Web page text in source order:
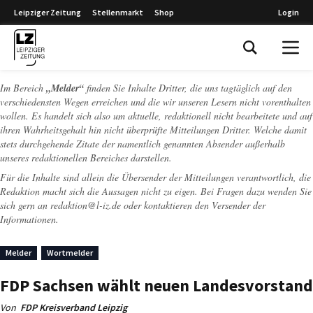
Leipziger Zeitung Stellenmarkt Shop Login
Im Bereich „Melder“ finden Sie Inhalte Dritter, die uns tagtäglich auf den
verschiedensten Wegen erreichen und die wir unseren Lesern nicht vorenthalten
wollen. Es handelt sich also um aktuelle, redaktionell nicht bearbeitete und auf
ihren Wahrheitsgehalt hin nicht überprüfte Mitteilungen Dritter. Welche damit
stets durchgehende Zitate der namentlich genannten Absender außerhalb
unseres redaktionellen Bereiches darstellen.
Für die Inhalte sind allein die Übersender der Mitteilungen verantwortlich, die
Redaktion macht sich die Aussagen nicht zu eigen. Bei Fragen dazu wenden Sie
sich gern an redaktion@l-iz.de oder kontaktieren den Versender der
Informationen.
Melder Wortmelder
FDP Sachsen wählt neuen Landesvorstand
Von FDP Kreisverband Leipzig